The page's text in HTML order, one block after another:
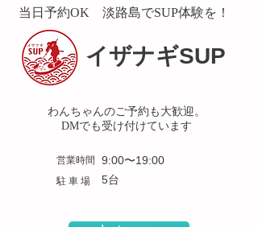
当日予約OK 淡路島でSUP体験を！
イザナギSUP
わんちゃんのご予約も大歓迎。
DMでも受け付けています
営業時間 9:00〜19:00
​駐 車 場 5台